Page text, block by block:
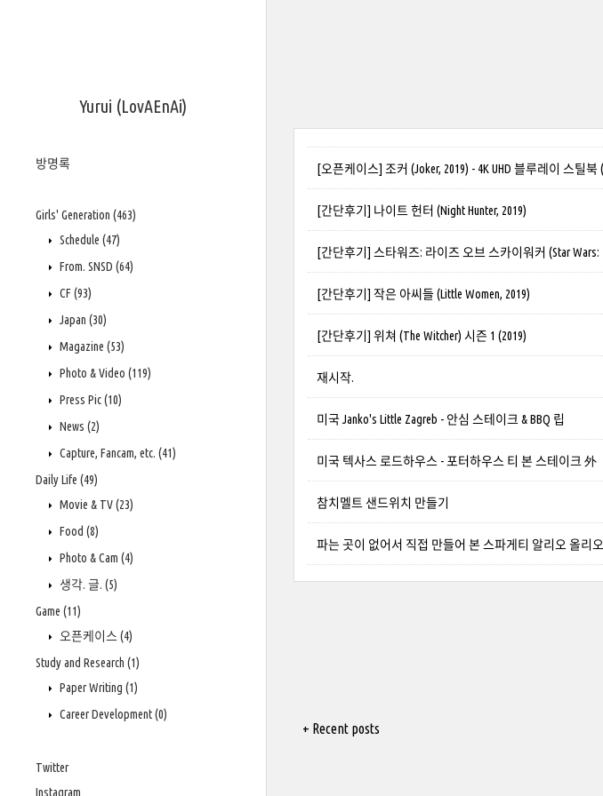
Yurui (LovAEnAi)
방명록
Girls' Generation (463)
Schedule (47)
From. SNSD (64)
CF(93)
Japan (30)
Magazine (53)
Photo & Video (119)
Press Pic(10)
News (2)
Capture, Fancam, etc. (41)
Daily Life (49)
Movie & TV(23)
Food (8)
Photo & Cam (4)
생각. 글. (5)
Game (11)
오픈케이스 (4)
Study and Research (1)
Paper Writing (1)
Career Development(0)
Twitter
Instagram
[오픈케이스] 조커 (Joker, 2019) - 4K UHD 블루레이 스틸
[간단후기] 나이트 헌터 (Night Hunter, 2019)
[간단후기] 스타워즈: 라이즈 오브 스카이워커 (Star Wars:
[간단후기] 작은 아씨들 (Little Women, 2019)
[간단후기] 위쳐 (The Witcher) 시즌 1 (2019)
재시작.
미국 Janko's Little Zagreb - 안심 스테이크 & BBQ 립
미국 텍사스 로드하우스 - 포터하우스 티 본 스테이크 外
참치멜트 샌드위치 만들기
파는 곳이 없어서 직접 만들어 본 스파게티 알리오 올리오
+ Recent posts